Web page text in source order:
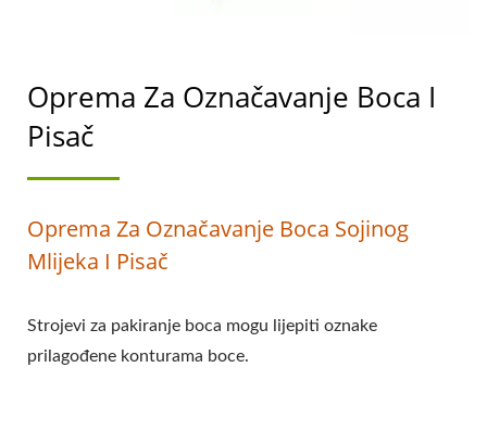
Oprema Za Označavanje Boca I
Pisač
Oprema Za Označavanje Boca Sojinog
Mlijeka I Pisač
Strojevi za pakiranje boca mogu lijepiti oznake
prilagođene konturama boce.